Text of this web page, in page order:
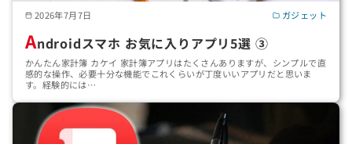
2026年7月7日 ガジェット
Androidスマホ お気に入りアプリ5選 ③
かんたん家計簿 カケイ 家計簿アプリはたくさんありますが、シンプルで直
感的な操作、必要十分な機能でこれくらいが丁度いいアプリだと思いま
す。経験的には…